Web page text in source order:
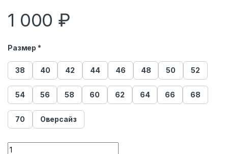
1 000 ₽
Размер *
38 40 42 44 46 48 50 52
54 56 58 60 62 64 66 68
70 Оверсайз
Платок quantity